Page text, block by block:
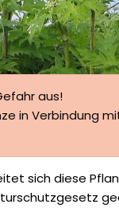
aus!
in Verbindung
sich diese